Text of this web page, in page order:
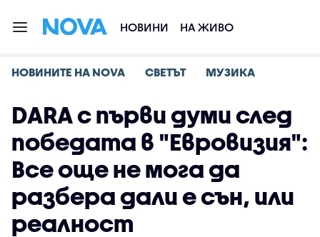
НОВИНИ НА ЖИВО
НОВИНИТЕ НА NOVA СВЕТЪТ МУЗИКА
DARA с първи думи след
победата в "Евровизия":
Все още не мога да
разбера дали е сън, или
реалност